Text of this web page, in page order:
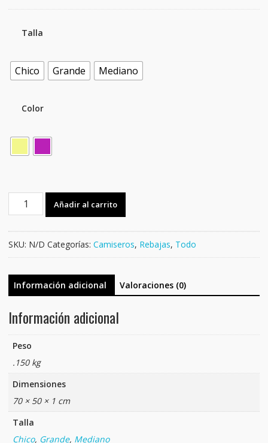
Talla
Chico Grande Mediano
Color
CAMISERO
CEBRA
Añadir al carrito
SKU: N/D Categorías: Camiseros, Rebajas, Todo
Información adicional Valoraciones (0)
Información adicional
Peso
.150 kg
Dimensiones
70 × 50 × 1 cm
Talla
Chico, Grande, Mediano